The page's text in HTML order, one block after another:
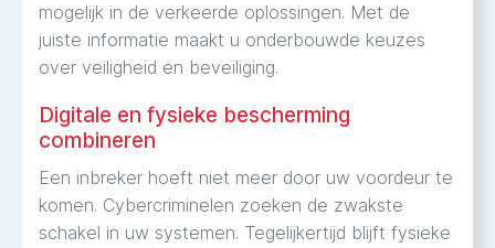
mogelijk in de verkeerde oplossingen. Met de
juiste informatie maakt u onderbouwde keuzes
over veiligheid en beveiliging.
Digitale en fysieke bescherming
combineren
Een inbreker hoeft niet meer door uw voordeur te
komen. Cybercriminelen zoeken de zwakste
schakel in uw systemen. Tegelijkertijd blijft fysieke